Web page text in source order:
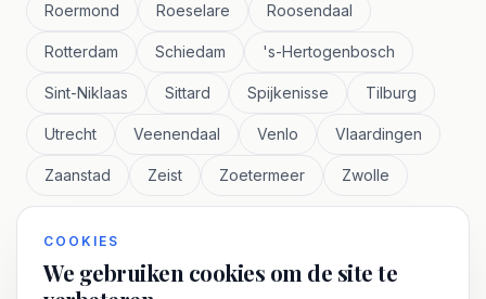
Roermond Roeselare Roosendaal
Rotterdam Schiedam 's-Hertogenbosch
Sint-Niklaas Sittard Spijkenisse Tilburg
Utrecht Veenendaal Venlo Vlaardingen
Zaanstad Zeist Zoetermeer Zwolle
COOKIES
We gebruiken cookies om de site te